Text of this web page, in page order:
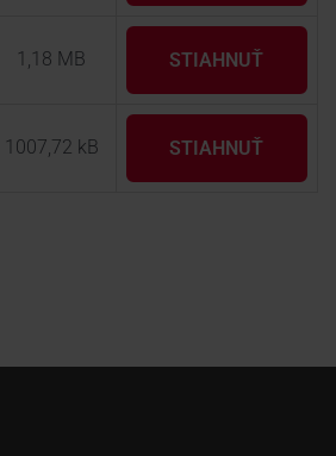
1,18 MB STIAHNUŤ
1007,72 kB STIAHNUŤ